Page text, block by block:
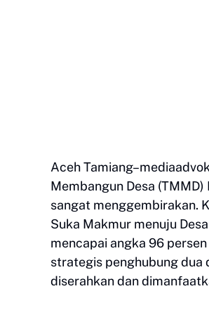
Aceh
Membangun Desa
sangat menggembirakan.
Suka Makmur menuju
mencapai angka 96
strategis penghubung dua
diserahkan dan